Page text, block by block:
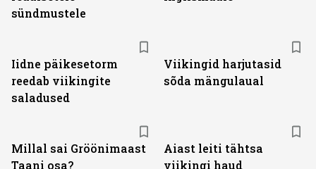
sündmustele
Iidne päikesetorm
reedab viikingite
saladused
Viikingid harjutasid
sõda mängulaual
Millal sai Gröönimaast
Taani osa?
Aiast leiti tähtsa
viikingi haud